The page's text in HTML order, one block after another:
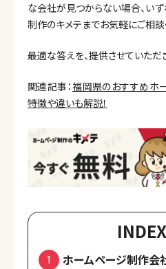
な会社が見つからない場合、い
制作のキメテまでお気軽にご相談
最適な答えを、提供させていただ
関連記事：福岡県のおすすめホ
特徴や違いも解説！
INDEX
ホームページ制作会